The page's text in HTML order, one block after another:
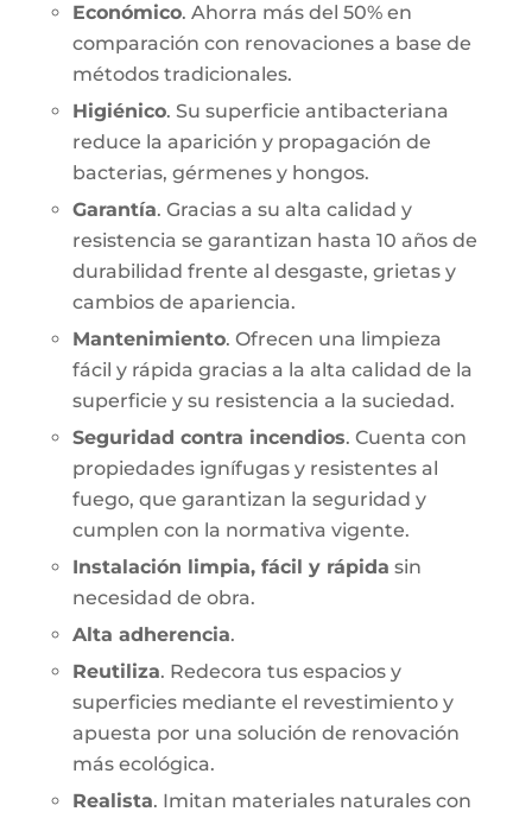
Económico. Ahorra más del 50% en
comparación con renovaciones a base de
métodos tradicionales.
Higiénico. Su superficie antibacteriana
reduce la aparición y propagación de
bacterias, gérmenes y hongos.
Garantía. Gracias a su alta calidad y
resistencia se garantizan hasta 10 años de
durabilidad frente al desgaste, grietas y
cambios de apariencia.
Mantenimiento. Ofrecen una limpieza
fácil y rápida gracias a la alta calidad de la
superficie y su resistencia a la suciedad.
Seguridad contra incendios. Cuenta con
propiedades ignífugas y resistentes al
fuego, que garantizan la seguridad y
cumplen con la normativa vigente.
Instalación limpia, fácil y rápida sin
necesidad de obra.
Alta adherencia.
Reutiliza. Redecora tus espacios y
superficies mediante el revestimiento y
apuesta por una solución de renovación
más ecológica.
Realista. Imitan materiales naturales con